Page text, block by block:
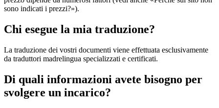
sono indicati i prezzi?»).
Chi esegue la mia traduzione?
La traduzione dei vostri documenti viene effettuata esclusivamente
da traduttori madrelingua specializzati e certificati.
Di quali informazioni avete bisogno per
svolgere un incarico?